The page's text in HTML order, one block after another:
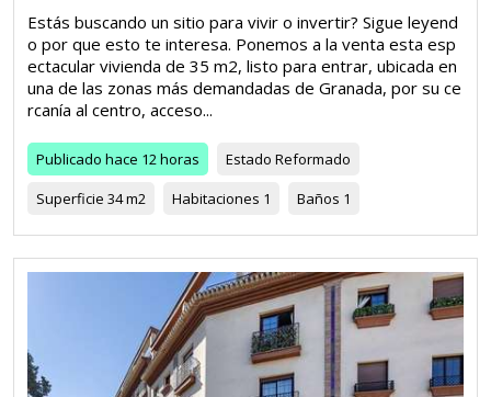
Estás buscando un sitio para vivir o invertir? Sigue leyend
o por que esto te interesa. Ponemos a la venta esta esp
ectacular vivienda de 35 m2, listo para entrar, ubicada en
una de las zonas más demandadas de Granada, por su ce
rcanía al centro, acceso...
Publicado hace 12 horas Estado Reformado
Superficie 34 m2 Habitaciones 1 Baños 1